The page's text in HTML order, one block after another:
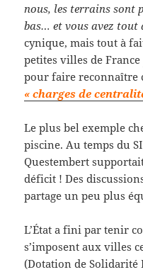
nous, les terrains sont
bas… et vous avez tout
cynique, mais tout à
petites villes de France
pour faire reconnaître
« charges de
Le plus bel exemple
piscine. Au temps du
Questembert
déficit ! Des
partage un peu plus
L’État a fini par tenir
s’imposent aux villes
(Dotation de